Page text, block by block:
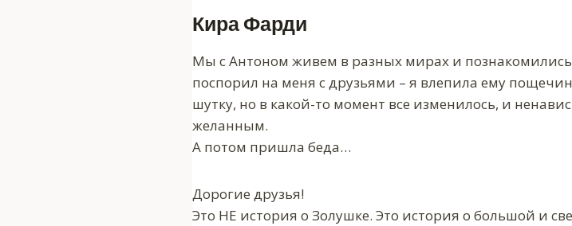
Кира Фарди
Мы с Антоном живем в разных мирах и познакомились
поспорил на меня с друзьями – я влепила ему
шутку, но в какой-то момент все изменилось, и
желанным.
А потом пришла беда…
Дорогие друзья!
Это НЕ история о Золушке. Это история о большой и